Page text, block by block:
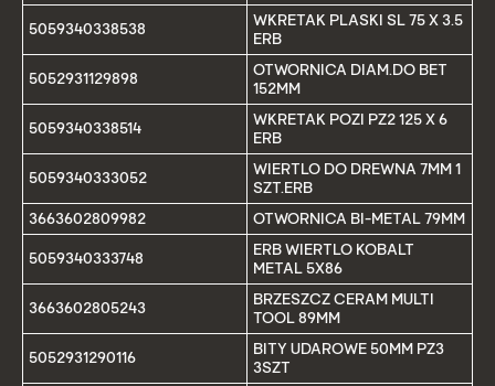
5059340338538
WKRETAK PLASKI SL 75 X 3.5
ERB
5052931129898
OTWORNICA DIAM.DO BET
152MM
5059340338514
WKRETAK POZI PZ2 125 X 6
ERB
5059340333052
WIERTLO DO DREWNA 7MM 1
SZT.ERB
3663602809982
OTWORNICA BI-METAL 79MM
5059340333748
ERB WIERTLO KOBALT
METAL 5X86
3663602805243
BRZESZCZ CERAM MULTI
TOOL 89MM
5052931290116
BITY UDAROWE 50MM PZ3
3SZT